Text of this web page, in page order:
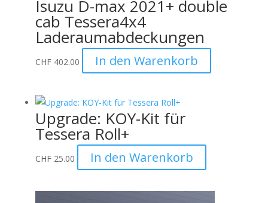
Isuzu D-max 2021+ double
cab Tessera4x4
Laderaumabdeckungen
CHF402.00 In den Warenkorb
Upgrade: KOY-Kit für
Tessera Roll+
CHF25.00 In den Warenkorb